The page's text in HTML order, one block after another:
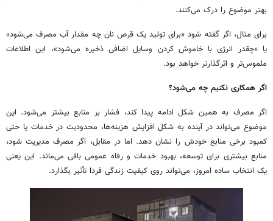
بهتر موضوع را درک می‌کنند.
برای مثال، اگر گفته شود «برای تولید یک قرص نان چه مقدار آب مصرف می‌شود»
یا «چقدر انرژی با خاموش کردن وسایل اضافی ذخیره می‌شود»، این اطلاعات
ملموس‌تر و اثرگذارتر خواهد بود.
اگر همکاری نکنیم چه می‌شود؟
اگر مصرف به همین شکل ادامه پیدا کند، فشار بر منابع بیشتر می‌شود. این
موضوع می‌تواند در آینده به شکل افزایش هزینه‌ها، محدودیت در خدمات یا حتی
کمبود برخی منابع خودش را نشان دهد. اما در مقابل، اگر مصرف مدیریت شود،
منابع بیشتری برای توسعه، بهبود خدمات و رفاه عمومی باقی می‌ماند. این یعنی
یک انتخاب ساده امروز، می‌تواند روی کیفیت زندگی فردا تأثیر بگذارد.